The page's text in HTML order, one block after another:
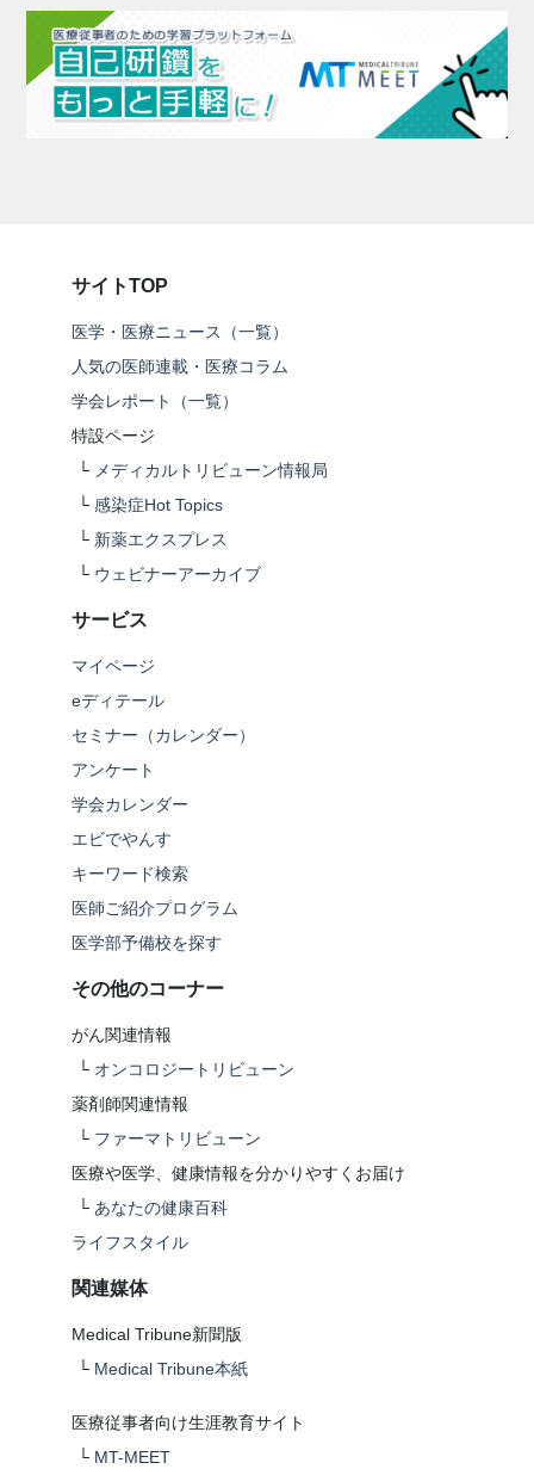
サイトTOP
医学・医療ニュース（一覧）
人気の医師連載・医療コラム
学会レポート（一覧）
特設ページ
└ メディカルトリビューン情報局
└ 感染症Hot Topics
└ 新薬エクスプレス
└ ウェビナーアーカイブ
サービス
マイページ
eディテール
セミナー（カレンダー）
アンケート
学会カレンダー
エビでやんす
キーワード検索
医師ご紹介プログラム
医学部予備校を探す
その他のコーナー
がん関連情報
└ オンコロジートリビューン
薬剤師関連情報
└ ファーマトリビューン
医療や医学、健康情報を分かりやすくお届け
└ あなたの健康百科
ライフスタイル
関連媒体
Medical Tribune新聞版
└ Medical Tribune本紙
医療従事者向け生涯教育サイト
└ MT-MEET